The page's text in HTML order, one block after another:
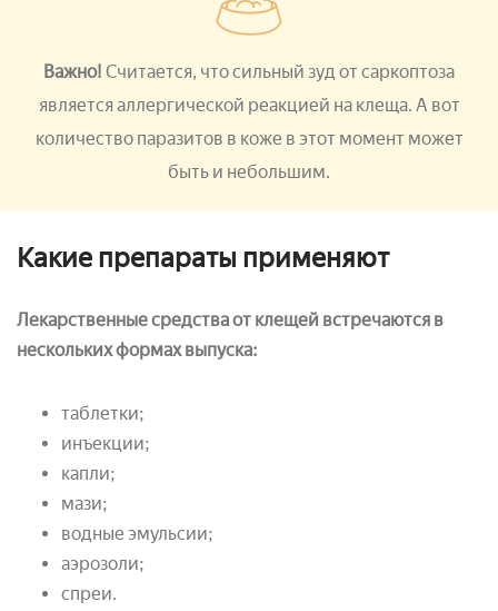
Важно! Считается, что сильный зуд от саркоптоза
является аллергической реакцией на клеща. А вот
количество паразитов в коже в этот момент может
быть и небольшим.
Какие препараты применяют
Лекарственные средства от клещей встречаются в
нескольких формах выпуска:
таблетки;
инъекции;
капли;
мази;
водные эмульсии;
аэрозоли;
спреи.